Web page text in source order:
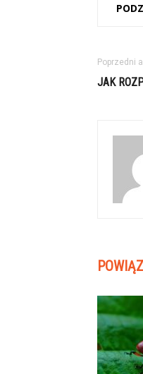
Poprzedni
JAK